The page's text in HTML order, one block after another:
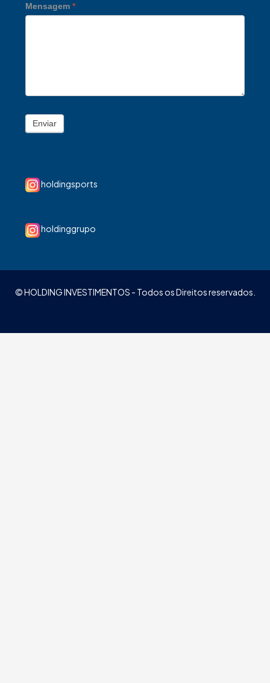
Mensagem *
Enviar
holdingsports
holdinggrupo
© HOLDING INVESTIMENTOS - Todos os Direitos reservados.